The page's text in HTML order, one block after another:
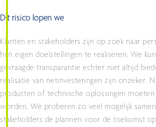
Dit risico lopen we
Klanten en stakeholders zijn op zoek naar
hun eigen doelstellingen te realiseren. We
gevraagde transparantie echter niet altijd
realisatie van netinvesteringen zijn onzeker.
producten of technische oplossingen
worden. We proberen zo veel mogelijk
stakeholders de plannen voor de toekomst